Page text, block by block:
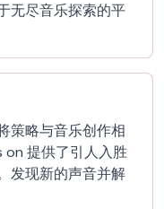
无尽音乐探索的平
策略与音乐创作相
on 提供了引人入胜
发现新的声音并解